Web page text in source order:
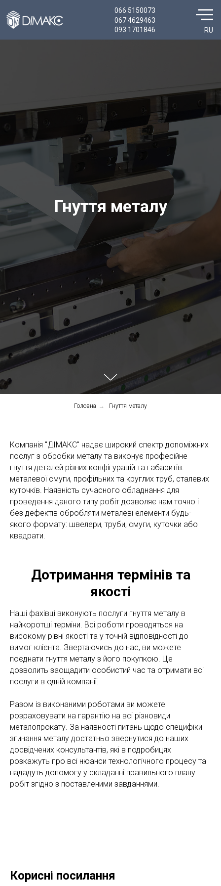
066 5150073
093 1701846 RU
067 4629463
Гнуття металу
Головна → Гнуття металу
Компанія "ДІМАКС" надає широкий спектр допоміжних
послуг з обробки металу та виконує професійне
гнуття деталей різних конфігурацій та габаритів:
металевої смуги, профільних та круглих труб, сталевих
куточків. Наявність сучасного обладнання для
проведення даного типу робіт дозволяє нам точно і
без дефектів обробляти металеві елементи будь-
якого формату: швелери, труби, смуги, куточки або
квадрати.
Дотримання термінів та
якості
Наші фахівці виконують послуги гнуття металу в
найкоротші терміни. Всі роботи проводяться на
високому рівні якості та у точній відповідності до
вимог клієнта. Звертаючись до нас, ви можете
поєднати гнуття металу з його покупкою. Це
дозволить заощадити особистий час та отримати всі
послуги в одній компанії.
Разом із виконаними роботами ви можете
розраховувати на гарантію на всі різновиди
металопрокату. За наявності питань щодо специфіки
згинання металу достатньо звернутися до наших
досвідчених консультантів, які в подробицях
розкажуть про всі нюанси технологічного процесу та
нададуть допомогу у складанні правильного плану
робіт згідно з поставленими завданнями.
Корисні посилання